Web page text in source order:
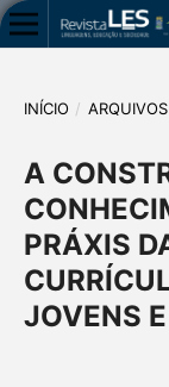
INÍCIO / ARQUIVOS
A
PRÁXIS
JOVENS